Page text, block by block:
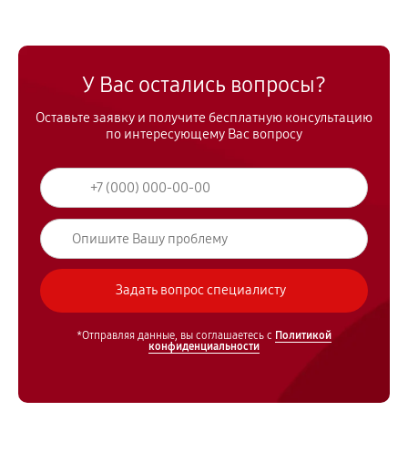
У Вас остались вопросы?
Оставьте заявку и получите бесплатную консультацию
по интересующему Вас вопросу
*Отправляя данные, вы соглашаетесь с Политикой
конфиденциальности